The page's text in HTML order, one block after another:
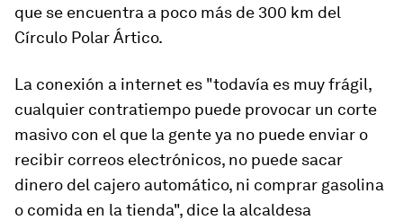
que se encuentra a poco más de 300 km del
Círculo Polar Ártico.
La conexión a internet es "todavía es muy frágil,
cualquier contratiempo puede provocar un corte
masivo con el que la gente ya no puede enviar o
recibir correos electrónicos, no puede sacar
dinero del cajero automático, ni comprar gasolina
o comida en la tienda", dice la alcaldesa